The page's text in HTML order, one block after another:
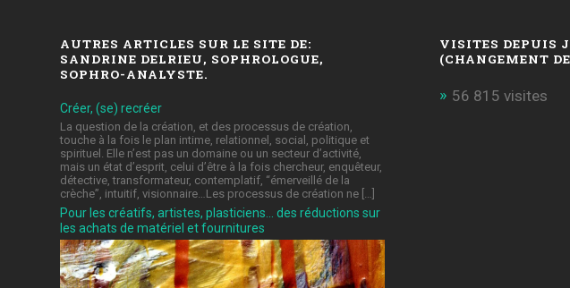
AUTRES ARTICLES SUR LE SITE DE:
SANDRINE DELRIEU, SOPHROLOGUE,
SOPHRO-ANALYSTE.
Créer, (se) recréer
La question de la création, et des processus de création,
touche à la fois le plan intime, relationnel, social, politique et
spirituel. Elle n’est pas un domaine ou un secteur d’activité,
mais un état d’esprit, celui d’être à la fois chercheur, enquêteur,
détective, transformateur, contemplatif, “émerveillé de la
crèche”, intuitif, visionnaire…Les processus de création ne […]
Pour les créatifs, artistes, plasticiens… des réductions sur
les achats de matériel et fournitures
VISITES DEPUIS
(CHANGEMENT
56 815 visites